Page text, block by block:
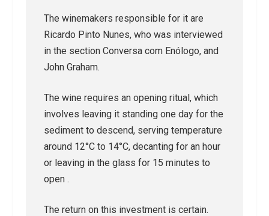
The winemakers responsible for it are
Ricardo Pinto Nunes, who was interviewed
in the section Conversa com Enólogo, and
John Graham.
The wine requires an opening ritual, which
involves leaving it standing one day for the
sediment to descend, serving temperature
around 12°C to 14°C, decanting for an hour
or leaving in the glass for 15 minutes to
open .
The return on this investment is certain.